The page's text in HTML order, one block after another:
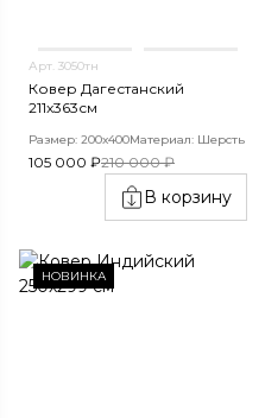
Арт. 3050тн
Ковер Дагестанский
211x363см
Размер: 200х400Материал: Шерсть
105 000 ₽210 000 ₽
В корзину
НОВИНКА